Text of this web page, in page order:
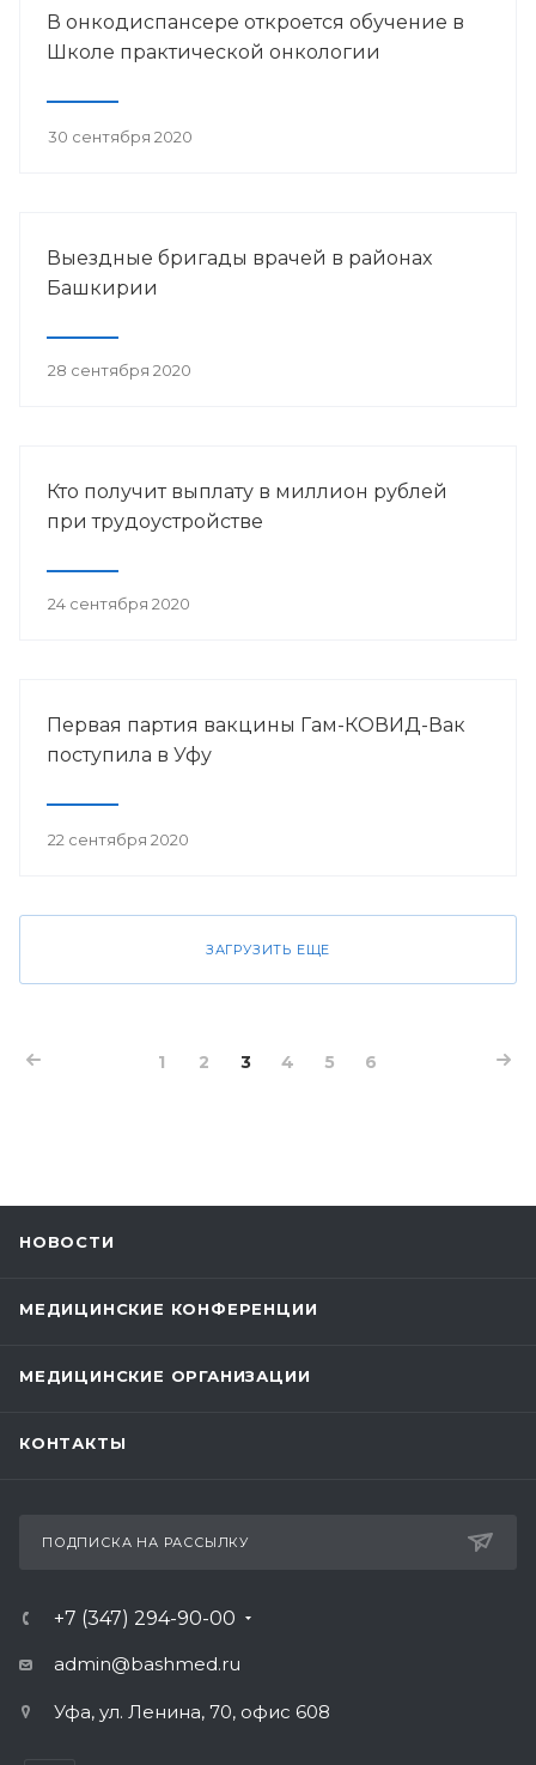
В онкодиспансере откроется обучение в
Школе практической онкологии
30 сентября 2020
Выездные бригады врачей в районах
Башкирии
28 сентября 2020
Кто получит выплату в миллион рублей
при трудоустройстве
24 сентября 2020
Первая партия вакцины Гам-КОВИД-Вак
поступила в Уфу
22 сентября 2020
ЗАГРУЗИТЬ ЕЩЕ
1 2 3 4 5 6
НОВОСТИ
МЕДИЦИНСКИЕ КОНФЕРЕНЦИИ
МЕДИЦИНСКИЕ ОРГАНИЗАЦИИ
КОНТАКТЫ
ПОДПИСКА НА РАССЫЛКУ
+7 (347) 294-90-00
admin@bashmed.ru
Уфа, ул. Ленина, 70, офис 608